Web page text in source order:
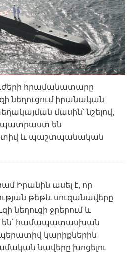
հրամանատարը
նեղուցում իրանական
մասին՝ նշելով,
պատրաստ են
և պաշտպանական
Իրանին ասել է, որ
թեթև սուզանավերը
նեղուցի ջրերում և
են՝ համապատասխան
կարիքներին
նավերը խոցելու